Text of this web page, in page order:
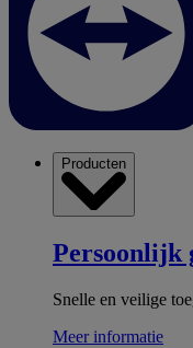
Producten
Persoonlijk
Snelle en veilige
Meer informatie